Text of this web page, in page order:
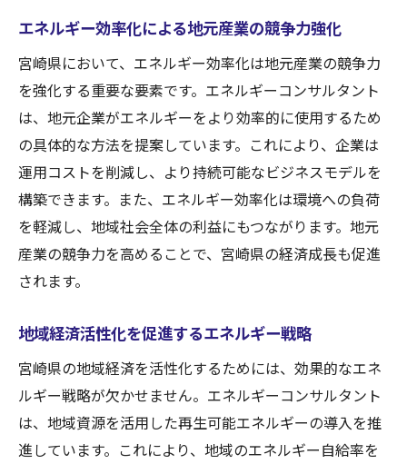
エネルギー効率化による地元産業の競争力強化
宮崎県において、エネルギー効率化は地元産業の競争力
を強化する重要な要素です。エネルギーコンサルタント
は、地元企業がエネルギーをより効率的に使用するため
の具体的な方法を提案しています。これにより、企業は
運用コストを削減し、より持続可能なビジネスモデルを
構築できます。また、エネルギー効率化は環境への負荷
を軽減し、地域社会全体の利益にもつながります。地元
産業の競争力を高めることで、宮崎県の経済成長も促進
されます。
地域経済活性化を促進するエネルギー戦略
宮崎県の地域経済を活性化するためには、効果的なエネ
ルギー戦略が欠かせません。エネルギーコンサルタント
は、地域資源を活用した再生可能エネルギーの導入を推
進しています。これにより、地域のエネルギー自給率を